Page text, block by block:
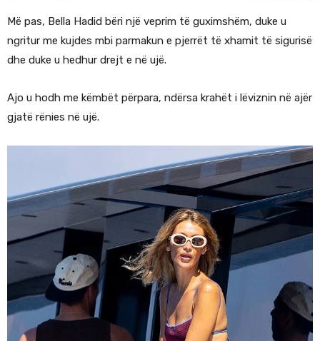
Më pas, Bella Hadid bëri një veprim të guximshëm, duke u
ngritur me kujdes mbi parmakun e pjerrët të xhamit të sigurisë
dhe duke u hedhur drejt e në ujë.
Ajo u hodh me këmbët përpara, ndërsa krahët i lëviznin në ajër
gjatë rënies në ujë.